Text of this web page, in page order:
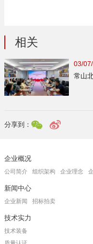
相关
03/
常山
分享到：
企业概况
公司简介 组织架构 企业理念
新闻中心
企业新闻 招标拍卖
技术实力
技术装备